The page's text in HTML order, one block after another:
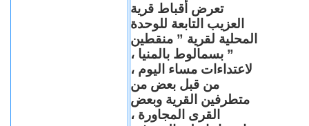
تعرض أقباط قرية
العزيب التابعة للوحدة
المحلية لقرية ” منقطين
” بسمالوط بالمنيا ،
لاعتداءات مساء اليوم ،
من قبل بعض من
متطرفين القرية وبعض
القرى المجاورة ،